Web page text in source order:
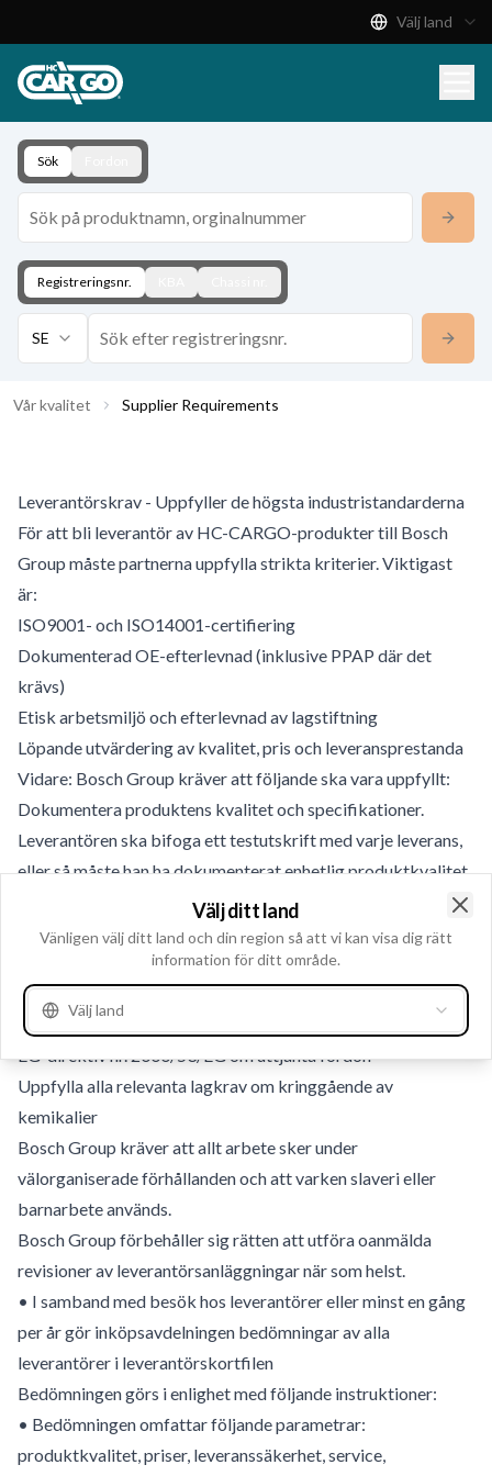
Download
Kontakt
Välj land
Sök
Registreringsnr.
SE
Vår kvalitet Supplier Requirements
Leverantörskrav - Uppfyller de högsta industristandarderna
För att bli leverantör av HC-CARGO-produkter till Bosch
Group måste partnerna uppfylla strikta kriterier. Viktigast
är:
ISO9001- och ISO14001-certifiering
Dokumenterad OE-efterlevnad (inklusive PPAP där det
krävs)
Etisk arbetsmiljö och efterlevnad av lagstiftning
Löpande utvärdering av kvalitet, pris och leveransprestanda
Vidare: Bosch Group kräver att följande ska vara uppfyllt:
Dokumentera produktens kvalitet och specifikationer.
Leverantören ska bifoga ett testutskrift med varje leverans,
eller så måste han ha dokumenterat enhetlig produktkvalitet
i tidigare godkända specifikationer
Leverera varor som överensstämmer med de godkända
specifikationerna. Produkter som inte överensstämmer med
de överenskomna specifikationerna returneras
Kunna dokumentera att de levererade produkterna uppfyller
EG-direktiv nr. 2000/53/EG om uttjänta fordon
Uppfylla alla relevanta lagkrav om kringgående av
kemikalier
Bosch Group kräver att allt arbete sker under
välorganiserade förhållanden och att varken slaveri eller
barnarbete används.
Bosch Group förbehåller sig rätten att utföra oanmälda
revisioner av leverantörsanläggningar när som helst.
• I samband med besök hos leverantörer eller minst en gång
per år gör inköpsavdelningen bedömningar av alla
leverantörer i leverantörskortfilen
Bedömningen görs i enlighet med följande instruktioner:
• Bedömningen omfattar följande parametrar:
produktkvalitet, priser, leveranssäkerhet, service,
Välj ditt land
Vänligen välj ditt land och din region så att vi kan visa dig rätt
information för ditt område.
Välj land